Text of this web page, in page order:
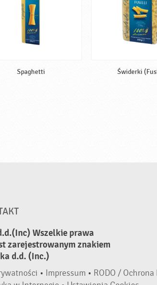
Spaghetti Świderki
Wszelkie prawa
zarejestrowanym znakiem
d.d. (Inc.)
• Impressum • RODO /